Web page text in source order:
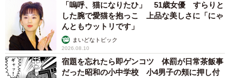
「嗚呼、猫になりたひ」 51歳女優 すらりと
した腕で愛猫を抱っこ 上品な美しさに「にゃ
んともウットリです」
まいどなトピック
2026.08.10
宿題を忘れたら即ゲンコツ 体罰が日常茶飯事
だった昭和の小中学校 小4男子の頬に押し付